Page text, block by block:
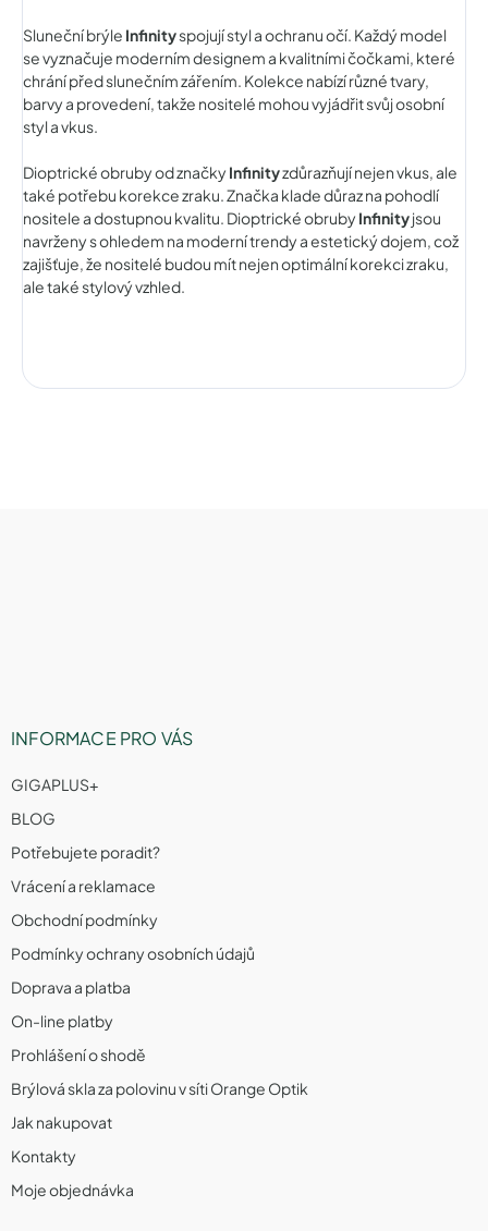
Sluneční brýle Infinityspojují styl a ochranu očí. Každý model
se vyznačuje moderním designem a kvalitními čočkami, které
chrání před slunečním zářením. Kolekce nabízí různé tvary,
barvy a provedení, takže nositelé mohou vyjádřit svůj osobní
styl a vkus.
Dioptrické obruby od značkyInfinityzdůrazňují nejen vkus, ale
také potřebu korekce zraku. Značka klade důraz na pohodlí
nositele a dostupnou kvalitu. Dioptrické obrubyInfinityjsou
navrženy s ohledem na moderní trendy a estetický dojem, což
zajišťuje, že nositelé budou mít nejen optimální korekci zraku,
ale také stylový vzhled.
INFORMACE PRO VÁS
GIGAPLUS+
BLOG
Potřebujete poradit?
Vrácení a reklamace
Obchodní podmínky
Podmínky ochrany osobních údajů
Doprava a platba
On-line platby
Prohlášení o shodě
Brýlová skla za polovinu v síti Orange Optik
Jak nakupovat
Kontakty
Moje objednávka